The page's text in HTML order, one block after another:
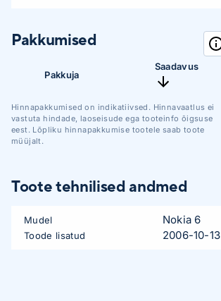
Pakkumised
Pakkuja
Saadavus
Hinnapakkumised on indikatiivsed. Hinnavaatlus ei
vastuta hindade, laoseisude ega tooteinfo õigsuse
eest. Lõpliku hinnapakkumise tootele saab toote
müüjalt.
Toote tehnilised andmed
Mudel Nokia 6
Toode lisatud 2006-10-13